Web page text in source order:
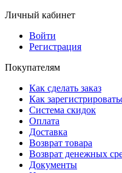
Личный кабинет
Войти
Регистрация
Покупателям
Как сделать заказ
Как
Система скидок
Оплата
Доставка
Возврат товара
Возврат денежных
Документы